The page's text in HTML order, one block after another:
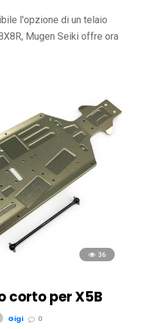
l'opzione di un telaio
Mugen Seiki offre ora
36
corto per X5B
Gigi 0